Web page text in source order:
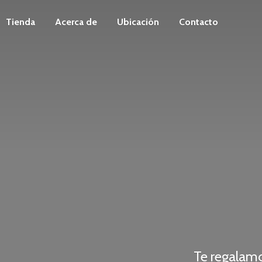
Tienda Acerca de Ubicación Contacto
Te